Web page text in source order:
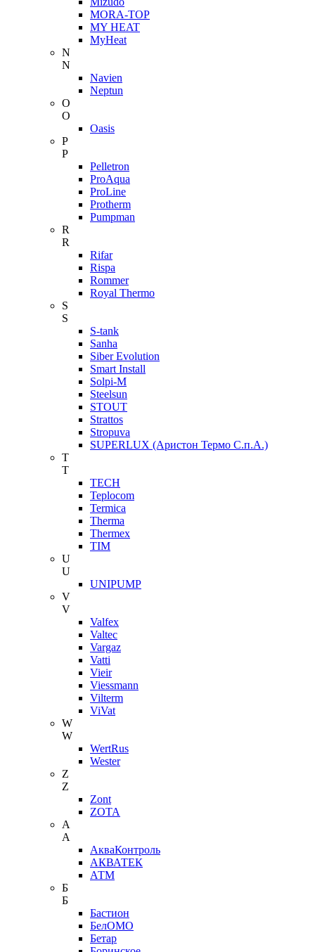
MORA-TOP
MY HEAT
MyHeat
N
N
Navien
Neptun
O
O
Oasis
P
P
Pelletron
ProAqua
ProLine
Protherm
Pumpman
R
R
Rifar
Rispa
Rommer
Royal Thermo
S
S
S-tank
Sanha
Siber Evolution
Smart Install
Solpi-M
Steelsun
STOUT
Strattos
Stropuva
SUPERLUX (Аристон Термо С.п.А.)
T
T
TECH
Teplocom
Termica
Therma
Thermex
TIM
U
U
UNIPUMP
V
V
Valfex
Valtec
Vargaz
Vatti
Vieir
Viessmann
Vilterm
ViVat
W
W
WertRus
Wester
Z
Z
Zont
ZOTA
А
А
АкваКонтроль
АКВАТЕК
АТМ
Б
Б
Бастион
БелОМО
Бетар